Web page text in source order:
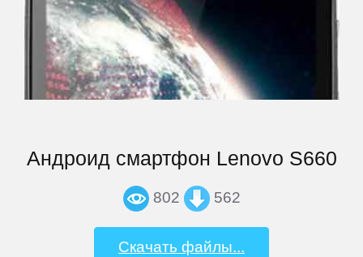
Андроид смартфон Lenovo S660
802 562
Скачать файлы...
Archos
Armix